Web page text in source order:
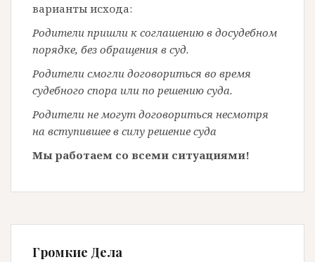
варианты исхода:
Родители пришли к соглашению в досудебном
порядке, без обращения в суд.
Родители смогли договориться во время
судебного спора или по решению суда.
Родители не могут договориться несмотря
на вступившее в силу решение суда
Мы работаем со всеми ситуациями!
Громкие Дела